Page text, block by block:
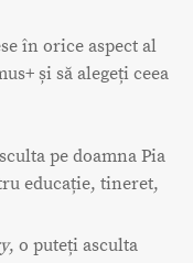
în orice aspect al
și să alegeți ceea
pe doamna Pia
educație, tineret,
, o puteți asculta